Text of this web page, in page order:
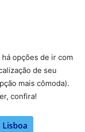
opções de ir com
de seu
mais cômoda).
confira!